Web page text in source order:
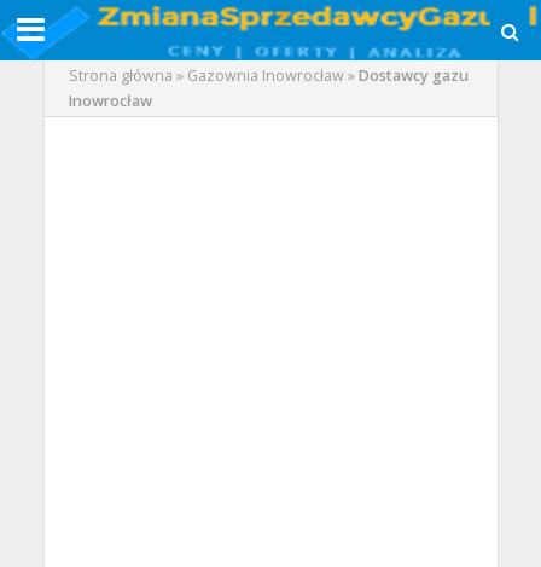
Strona główna » Gazownia Inowrocław»Dostawcy gazu
Inowrocław